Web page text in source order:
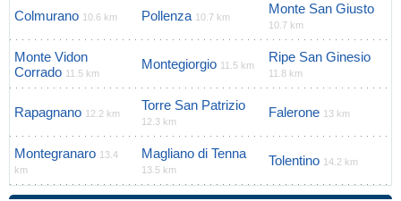
Colmurano 10.6 km Pollenza 10.7 km
Monte San Giusto
10.7 km
Monte Vidon
Corrado 11.5 km
Montegiorgio 11.5 km
Ripe San Ginesio
11.8 km
Rapagnano 12.2 km
Torre San Patrizio
12.3 km
Falerone 13 km
Montegranaro 13.4
km
Magliano di Tenna
13.5 km
Tolentino 14.2 km